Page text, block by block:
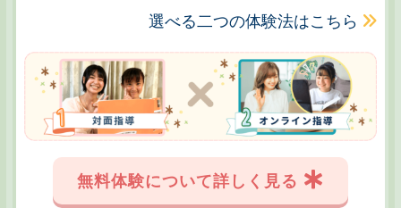
選べる二つの体験法はこちら
無料体験について詳しく見る